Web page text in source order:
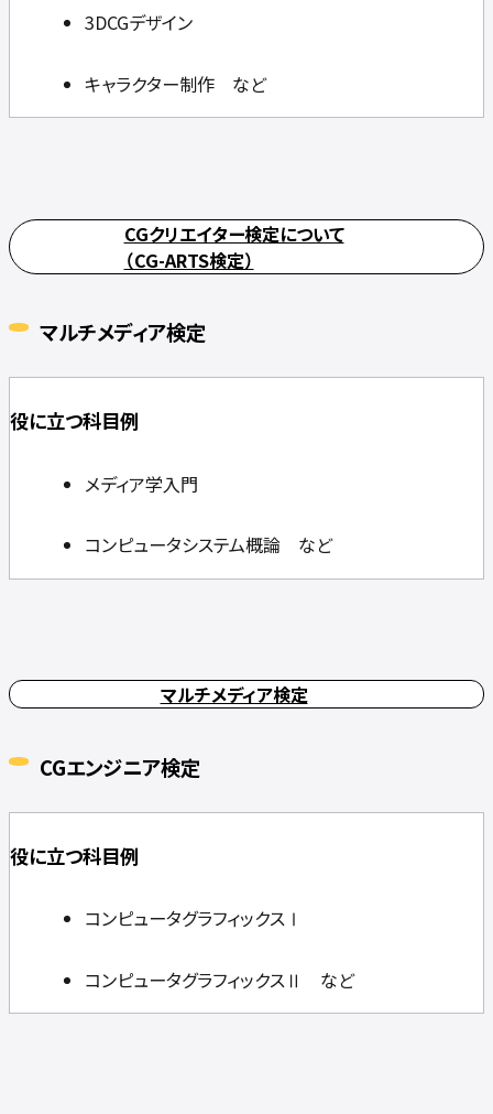
3DCGデザイン
キャラクター制作 など
CGクリエイター検定について
（CG-ARTS検定）
マルチメディア検定
役に立つ科目例
メディア学入門
コンピュータシステム概論 など
マルチメディア検定
CGエンジニア検定
役に立つ科目例
コンピュータグラフィックスⅠ
コンピュータグラフィックスⅡ など